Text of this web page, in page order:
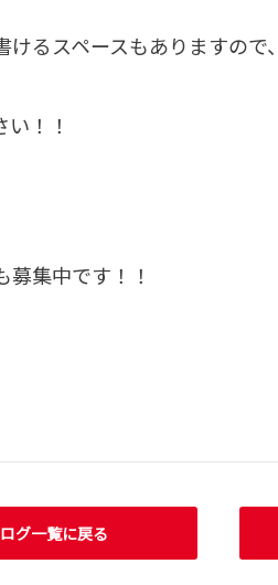
るスペースもありますので
！！
集中です！！
グ一覧に戻る